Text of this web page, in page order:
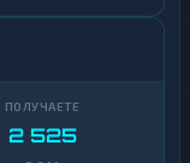
2 525